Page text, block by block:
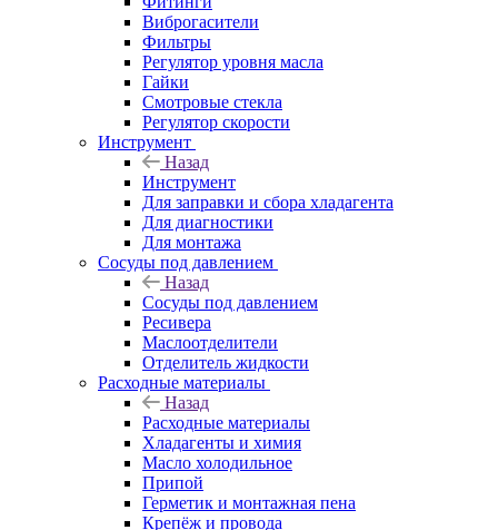
Виброгасители
Фильтры
Регулятор уровня масла
Гайки
Смотровые стекла
Регулятор скорости
Инструмент
Назад
Инструмент
Для заправки и сбора хладагента
Для диагностики
Для монтажа
Сосуды под давлением
Назад
Сосуды под давлением
Ресивера
Маслоотделители
Отделитель жидкости
Расходные материалы
Назад
Расходные материалы
Хладагенты и химия
Масло холодильное
Припой
Герметик и монтажная пена
Крепёж и провода